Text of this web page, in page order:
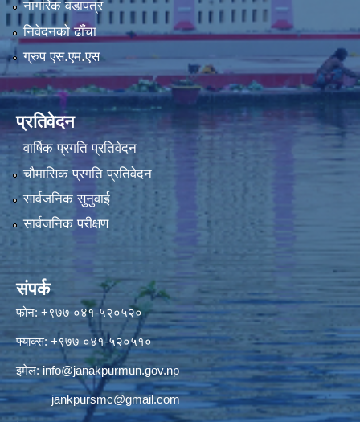
नागरिक वडापत्र
निवेदनको ढाँचा
ग्रुप एस.एम.एस
प्रतिवेदन
वार्षिक प्रगति प्रतिवेदन
चौमासिक प्रगति प्रतिवेदन
सार्वजनिक सुनुवाई
सार्वजनिक परीक्षण
संपर्क
फोन: +९७७ ०४१-५२०५२०
फ्याक्स: +९७७ ०४१-५२०५१०
इमेल:info@janakpurmun.gov.np
jankpursmc@gmail.com